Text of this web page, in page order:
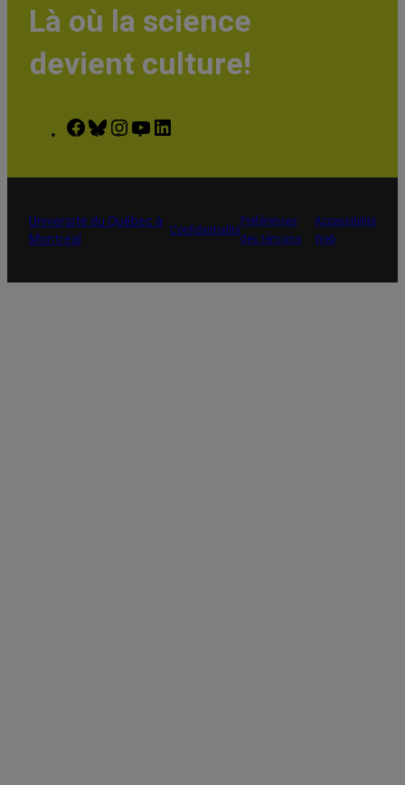
Là où la science
devient culture!
Facebook
BlueskyInstagram
YouTube
Université du Québec à
Montréal
Confidentialité
Préférences
des témoins
Accessibilité
Web